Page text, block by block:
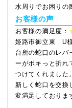
水周りでお困りの
お客様の声
お客様の満足度：
姫路市御立東 U
台所の蛇口のレバ
ーがポキっと折れ
つけてくれました。
新しく蛇口を交換
変満足しておりま